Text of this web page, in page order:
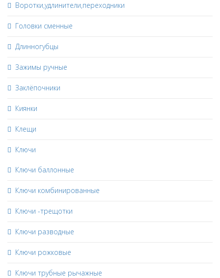
Воротки,удлинители,переходники
Головки сменные
Длинногубцы
Зажимы ручные
Заклёпочники
Киянки
Клещи
Ключи
Ключи баллонные
Ключи комбинированные
Ключи -трещотки
Ключи разводные
Ключи рожковые
Ключи трубные рычажные